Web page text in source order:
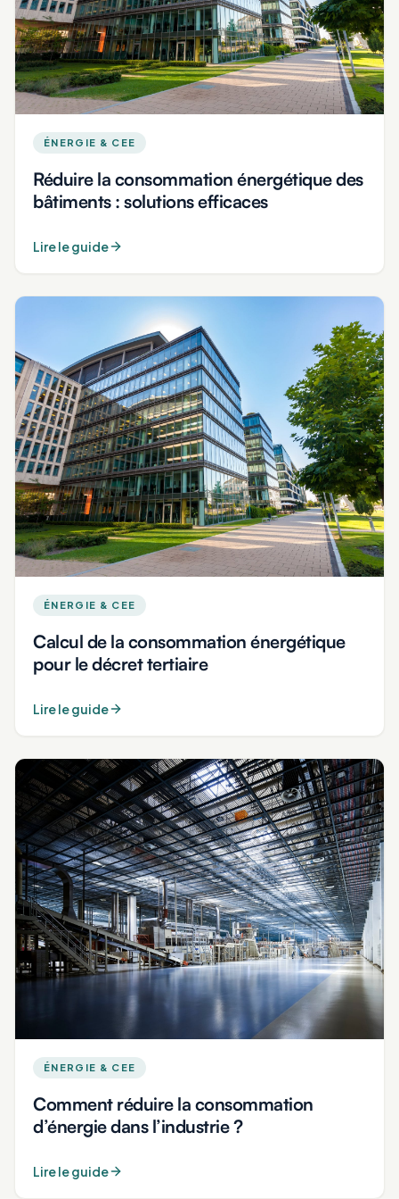
ÉNERGIE & CEE
Réduire la consommation énergétique des
bâtiments : solutions efficaces
Lire le guide
ÉNERGIE & CEE
Calcul de la consommation énergétique
pour le décret tertiaire
Lire le guide
ÉNERGIE & CEE
Comment réduire la consommation
d’énergie dans l’industrie ?
Lire le guide